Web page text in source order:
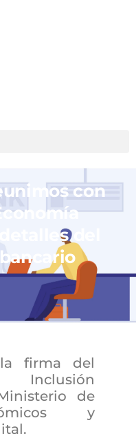
con
del
firma del
de
y